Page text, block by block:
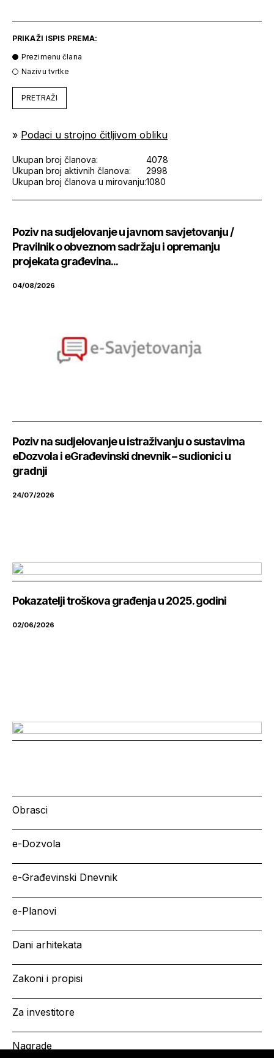
PRIKAŽI ISPIS PREMA:
Prezimenu člana
Nazivu tvrtke
PRETRAŽI
» Podaci u strojno čitljivom obliku
Ukupan broj članova:
4078
Ukupan broj aktivnih članova:
2998
Ukupan broj članova u mirovanju:1080
Poziv na sudjelovanje u javnom savjetovanju /
Pravilnik o obveznom sadržaju i opremanju
projekata građevina...
04/08/2026
Poziv na sudjelovanje u istraživanju o sustavima
eDozvola i eGrađevinski dnevnik – sudionici u
gradnji
24/07/2026
Pokazatelji troškova građenja u 2025. godini
02/06/2026
Obrasci
e-Dozvola
e-Građevinski Dnevnik
e-Planovi
Dani arhitekata
Zakoni i propisi
Za investitore
Nagrade